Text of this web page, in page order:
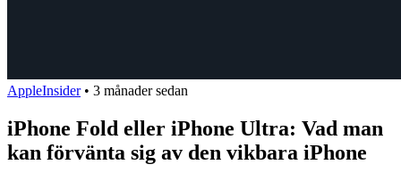
AppleInsider • 3 månader sedan
iPhone Fold eller iPhone Ultra: Vad man
kan förvänta sig av den vikbara iPhone